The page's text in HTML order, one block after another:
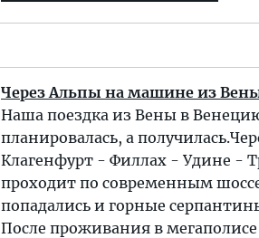
Через Альпы на машине из
Наша поездка из Вены в
планировалась, а
Клагенфурт - Филлах - Удине -
проходит по современным
попадались и горные
После проживания в